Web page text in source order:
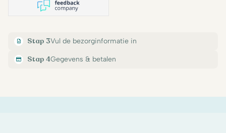
Stap 3Vul de bezorginformatie in
Stap 4Gegevens & betalen